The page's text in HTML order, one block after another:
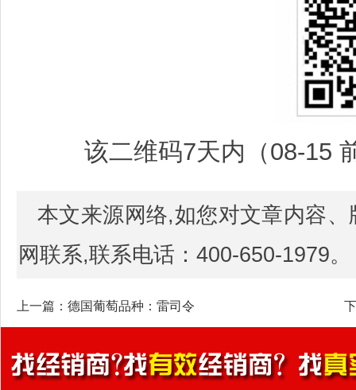
该二维码7天内（08-15
本文来源网络,如您对文章内容
网联系,联系电话：400-650-1979。
上一篇： 德国葡萄品种：雷司令